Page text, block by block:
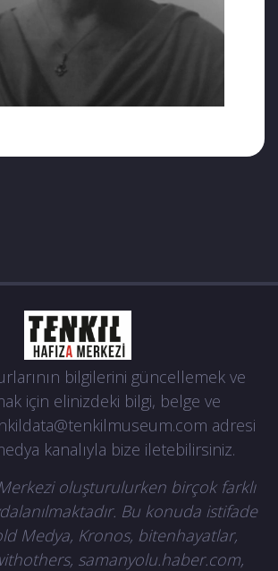
bilgilerini güncellemek ve
için elinizdeki bilgi, belge ve
adresi
kanalıyla bize iletebilirsiniz.
oluşturulurken birçok farklı
Bu konuda istifade
Medya, Kronos, bitenhayatlar,
samanyolu.haber.com,